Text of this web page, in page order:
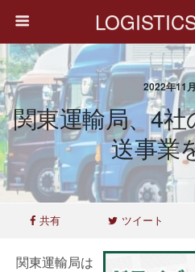
2022年11
関東運輸局、4
送事業
共有 ツイート
関東運輸局は